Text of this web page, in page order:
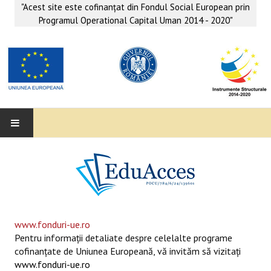
"Acest site este cofinanţat din Fondul Social European prin
Programul Operational Capital Uman 2014 - 2020"
SUPORT EDUCAȚIONAL MATEMATICĂ- INFORMATICĂ
SERVICII PSIHO-SOCIALE
www.fonduri-ue.ro
Pentru informaţii detaliate despre celelalte programe
cofinanţate de Uniunea Europeană, vă invităm să vizitaţi
www.fonduri-ue.ro